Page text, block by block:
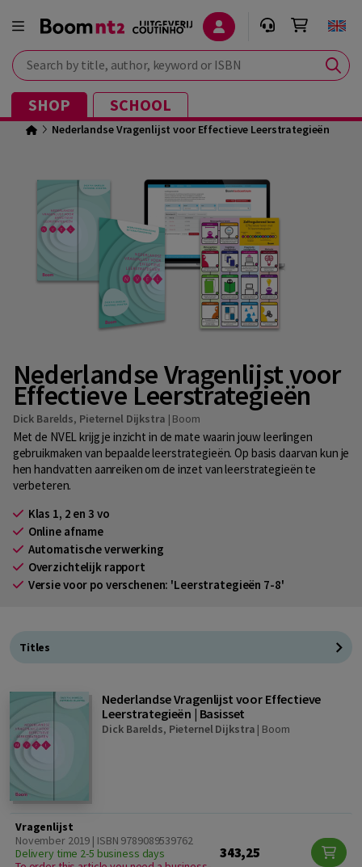
Search by title, author, keyword or ISBN
SHOP SCHOOL
Nederlandse Vragenlijst voor Effectieve Leerstrategieën
Nederlandse Vragenlijst voor
Effectieve Leerstrategieën
Dick Barelds, Pieternel Dijkstra | Boom
Met de NVEL krijg je inzicht in de mate waarin jouw leerlingen
gebruikmaken van bepaalde leerstrategieën. Op basis daarvan kun je
hen handvatten aanreiken om de inzet van leerstrategieën te
verbeteren.
Klas 1, 2 en 3 vo
Online afname
Automatische verwerking
Overzichtelijk rapport
Versie voor po verschenen: 'Leerstrategieën 7-8'
Titles
Nederlandse Vragenlijst voor Effectieve
Leerstrategieën | Basisset
Dick Barelds, Pieternel Dijkstra | Boom
Vragenlijst
November 2019 | ISBN 9789089539762
Delivery time 2-5 business days
343,25